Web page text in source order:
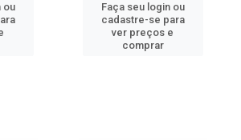
ou
Faça seu login ou
cadastre-se para
ver preços e
comprar